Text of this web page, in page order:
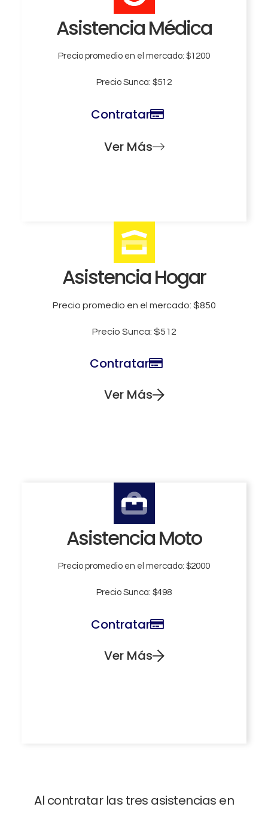
Asistencia Médica
Precio promedio en el mercado: $1200
Precio Sunca: $512
Contratar
Ver Más
Asistencia Hogar
Precio promedio en el mercado: $850
Precio Sunca: $512
Contratar
Ver Más
Asistencia Moto
Precio promedio en el mercado: $2000
Precio Sunca: $498
Contratar
Ver Más
Al contratar las tres asistencias en